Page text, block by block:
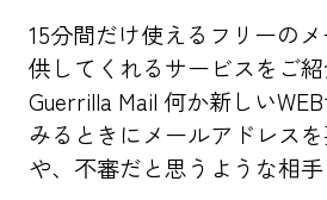
15分間だけ使えるフリーの
供してくれるサービスをご紹
Guerrilla Mail 何か新しい
みるときにメールアドレス
や、不審だと思うような相